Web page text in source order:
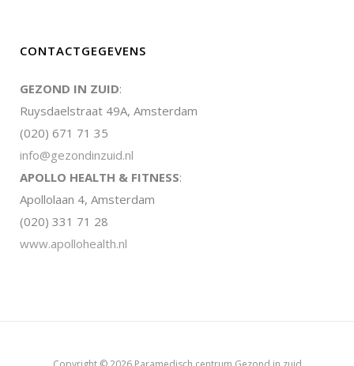
CONTACTGEGEVENS
GEZOND IN ZUID:
Ruysdaelstraat 49A, Amsterdam
(020) 671 71 35
info@gezondinzuid.nl
APOLLO HEALTH & FITNESS:
Apollolaan 4, Amsterdam
(020) 331 71 28
www.apollohealth.nl